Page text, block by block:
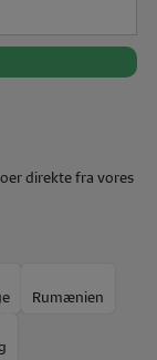
direkte fra vores
Rumænien